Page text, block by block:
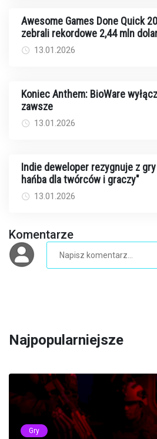
Awesome Games Done Quick
zebrali rekordowe 2,44 mln
rakiem13.01.2026
Koniec Anthem: BioWare
zawsze
13.01.2026
Indie deweloper rezygnuje z
hańba dla twórców i graczy"
13.01.2026
Komentarze
Najpopularniejsze
Gry